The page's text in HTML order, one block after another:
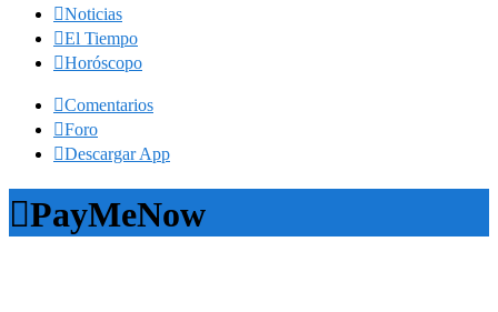
Noticias
El Tiempo
Horóscopo
Comentarios
Foro
Descargar App
PayMeNow